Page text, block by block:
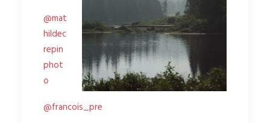
@mat
hildec
repin
phot
o
@francois_pre